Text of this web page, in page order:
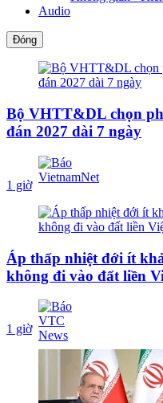
Audio
Đóng
Bộ VHTT&DL chọn
đán 2027 dài 7 ngày
1 giờ
Áp thấp nhiệt đới ít
không đi vào đất liền
1 giờ